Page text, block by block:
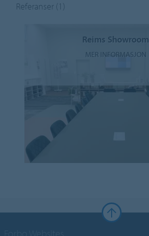
Referanser (1)
Reims Showroom
MER INFORMASJON